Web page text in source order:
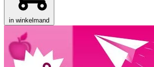
in winkelmand